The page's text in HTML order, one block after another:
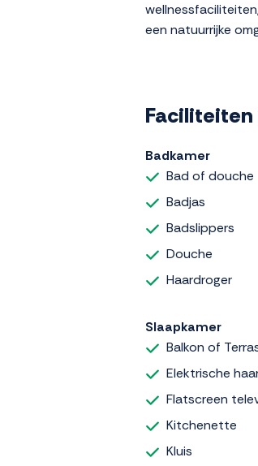
een natuurrijke
Faciliteiten
Badkamer
Bad of douche
Badjas
Badslippers
Douche
Haardroger
Slaapkamer
Balkon of
Elektrische
Flatscreen
Kitchenette
Kluis